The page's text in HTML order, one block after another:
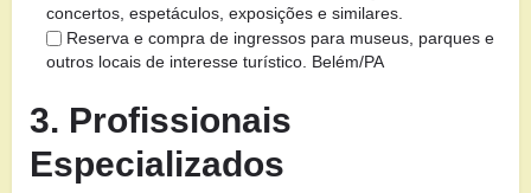
concertos, espetáculos, exposições e similares.
Reserva e compra de ingressos para museus, parques e
outros locais de interesse turístico. Belém/PA
3. Profissionais
Especializados